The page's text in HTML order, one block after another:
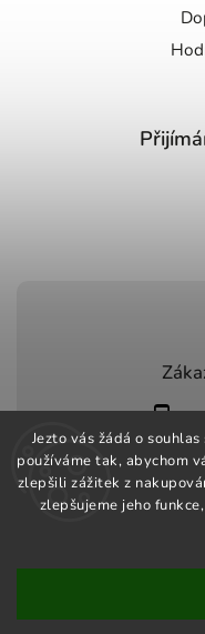
Jezto vás žádá o
používáme tak, abychom
zlepšili zážitek z
zlepšujeme jeho